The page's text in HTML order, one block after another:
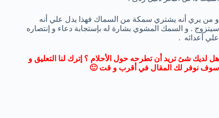
و من يري أنه يشتري سمكة من السماك فهذا يدل علي أنه
سيتزوج . و السمك المشوي بشارة له بإستجابة دعاء و إنتصاره
علي أعدائه .
هل لديك شئ تريد أن تطرحه حول الأحلام ؟ إترك لنا التعليق و
سوف نوفر لك المقال في أقرب و قت 🙂